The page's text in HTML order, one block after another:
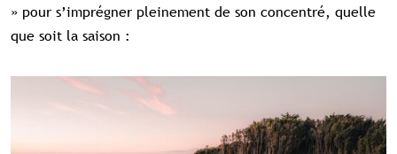
» pour s’imprégner pleinement de son concentré, quelle
que soit la saison :